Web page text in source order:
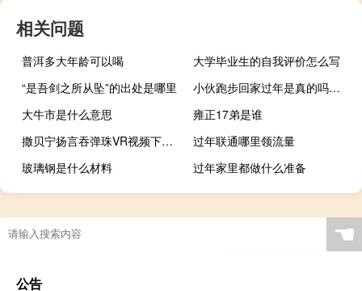
相关问题
普洱多大年龄可以喝
大学毕业生的自我评价怎么写
“是吾剑之所从坠”的出处是哪里
小伙跑步回家过年是真的吗到底怎样的
大牛市是什么意思
雍正17弟是谁
撒贝宁扬言吞弹珠VR视频下载 132MB 娱乐明星类
过年联通哪里领流量
玻璃钢是什么材料
过年家里都做什么准备
☚
公告